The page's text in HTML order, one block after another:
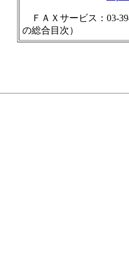
ＦＡＸサービス：03-
の総合目次）